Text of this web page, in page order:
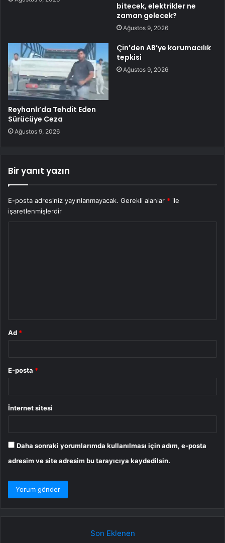
bitecek, elektrikler ne
zaman gelecek?
Ağustos 9, 2026
Reyhanlı’da Tehdit Eden
Sürücüye Ceza
Ağustos 9, 2026
Çin’den AB’ye korumacılık
tepkisi
Ağustos 9, 2026
Bir yanıt yazın
E-posta adresiniz yayınlanmayacak. Gerekli alanlar * ile
işaretlenmişlerdir
Ad *
E-posta *
İnternet sitesi
Daha sonraki yorumlarımda kullanılması için adım, e-posta
adresim ve site adresim bu tarayıcıya kaydedilsin.
Son Eklenen